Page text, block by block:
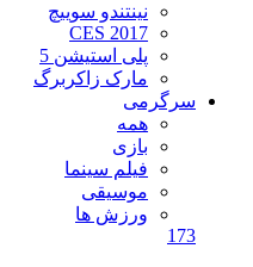
نینتندو سوییچ
CES 2017
پلی استیشن 5
مارک زاکربرگ
سرگرمی
همه
بازی
فیلم سینما
موسیقی
ورزش ها
173